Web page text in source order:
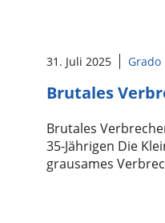
31. Juli 2025 Grado
Brutales
Brutales
35-Jährigen Die
grausames